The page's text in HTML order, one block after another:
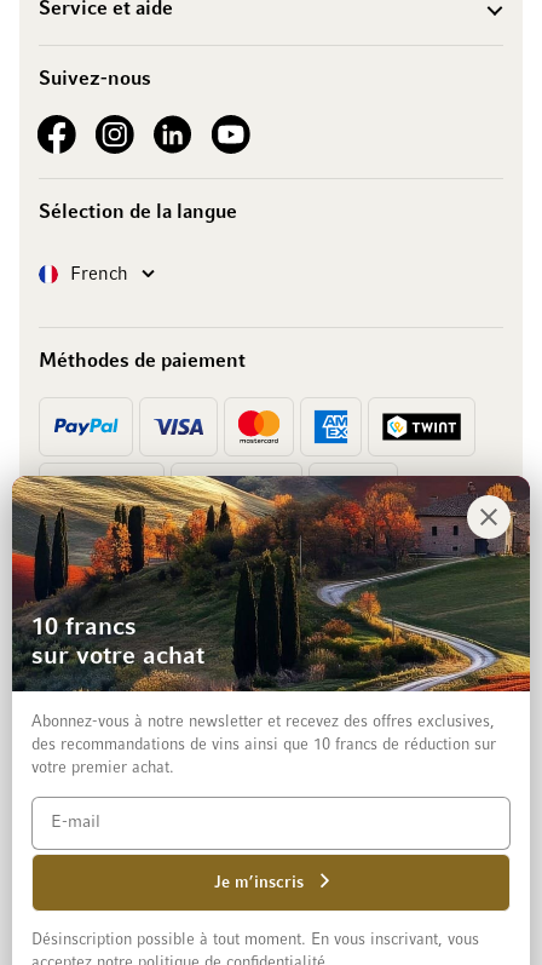
Service et aide
Suivez-nous
See our FacebookSee our Instagram account
See our LinkedInSee our YouTube channel
Sélection de la langue
LangueFrench
Méthodes de paiement
Prépaiement Facture
© 2026 Mövenpick Wein Schweiz AG
Protection des données et clause de non-responsabilité
10 francs
sur votre achat
Abonnez-vous à notre newsletter et recevez des offres exclusives,
des recommandations de vins ainsi que 10 francs de réduction sur
votre premier achat.
Je m’inscris
Désinscription possible à tout moment. En vous inscrivant, vous